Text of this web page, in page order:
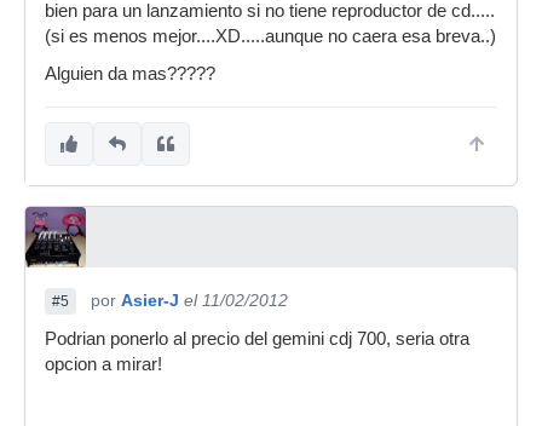
bien para un lanzamiento si no tiene reproductor de cd.....
(si es menos mejor....XD.....aunque no caera esa breva..)
Alguien da mas?????
#5 por Asier-J el 11/02/2012
Podrian ponerlo al precio del gemini cdj 700, seria otra
opcion a mirar!